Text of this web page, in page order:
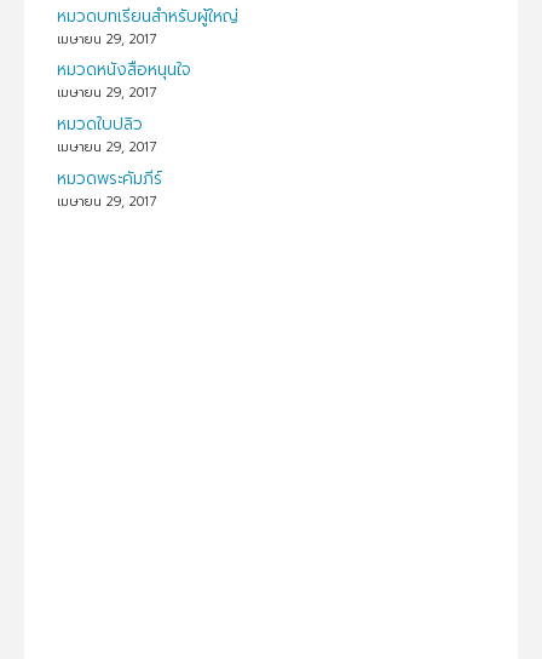
หมวดบทเรียนสำหรับผู้ใหญ่
เมษายน 29, 2017
หมวดหนังสือหนุนใจ
เมษายน 29, 2017
หมวดใบปลิว
เมษายน 29, 2017
หมวดพระคัมภีร์
เมษายน 29, 2017